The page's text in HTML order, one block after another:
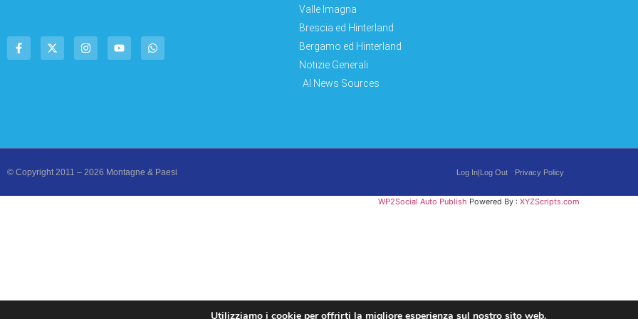
Valle Imagna
Brescia ed Hinterland
Bergamo ed Hinterland
Notizie Generali
AI News Sources
© Copyright 2011 – 2026 Montagne & Paesi Log In|Log Out Privacy Policy
WP2Social Auto Publish Powered By : XYZScripts.com
Utilizziamo i cookie per offrirti la migliore esperienza sul nostro sito web.